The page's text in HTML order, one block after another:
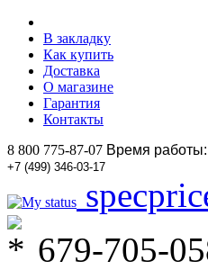
В закладку
Как купить
Доставка
О магазине
Гарантия
Контакты
8 800 775-87-07 Время
+7 (499) 346-03-17
679-705-